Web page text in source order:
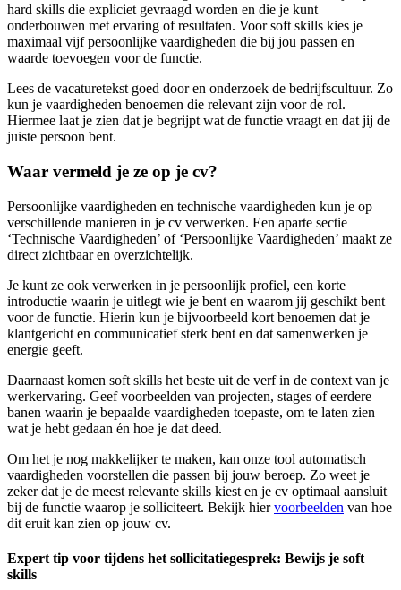
hard skills die expliciet gevraagd worden en die je kunt
onderbouwen met ervaring of resultaten. Voor soft skills kies je
maximaal vijf persoonlijke vaardigheden die bij jou passen en
waarde toevoegen voor de functie.
Lees de vacaturetekst goed door en onderzoek de bedrijfscultuur. Zo
kun je vaardigheden benoemen die relevant zijn voor de rol.
Hiermee laat je zien dat je begrijpt wat de functie vraagt en dat jij de
juiste persoon bent.
Waar vermeld je ze op je cv?
Persoonlijke vaardigheden en technische vaardigheden kun je op
verschillende manieren in je cv verwerken. Een aparte sectie
‘Technische Vaardigheden’ of ‘Persoonlijke Vaardigheden’ maakt ze
direct zichtbaar en overzichtelijk.
Je kunt ze ook verwerken in je persoonlijk profiel, een korte
introductie waarin je uitlegt wie je bent en waarom jij geschikt bent
voor de functie. Hierin kun je bijvoorbeeld kort benoemen dat je
klantgericht en communicatief sterk bent en dat samenwerken je
energie geeft.
Daarnaast komen soft skills het beste uit de verf in de context van je
werkervaring. Geef voorbeelden van projecten, stages of eerdere
banen waarin je bepaalde vaardigheden toepaste, om te laten zien
wat je hebt gedaan én hoe je dat deed.
Om het je nog makkelijker te maken, kan onze tool automatisch
vaardigheden voorstellen die passen bij jouw beroep. Zo weet je
zeker dat je de meest relevante skills kiest en je cv optimaal aansluit
bij de functie waarop je solliciteert. Bekijk hiervoorbeelden van hoe
dit eruit kan zien op jouw cv.
Expert tip voor tijdens het sollicitatiegesprek: Bewijs je soft
skills